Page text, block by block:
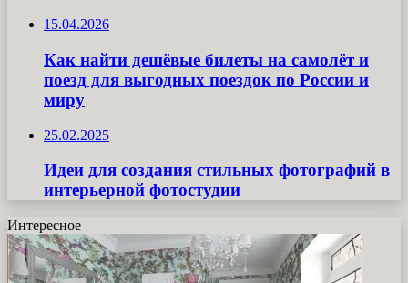
15.04.2026
Как найти дешёвые билеты на самолёт и
поезд для выгодных поездок по России и
миру
25.02.2025
Идеи для создания стильных фотографий в
интерьерной фотостудии
Интересное